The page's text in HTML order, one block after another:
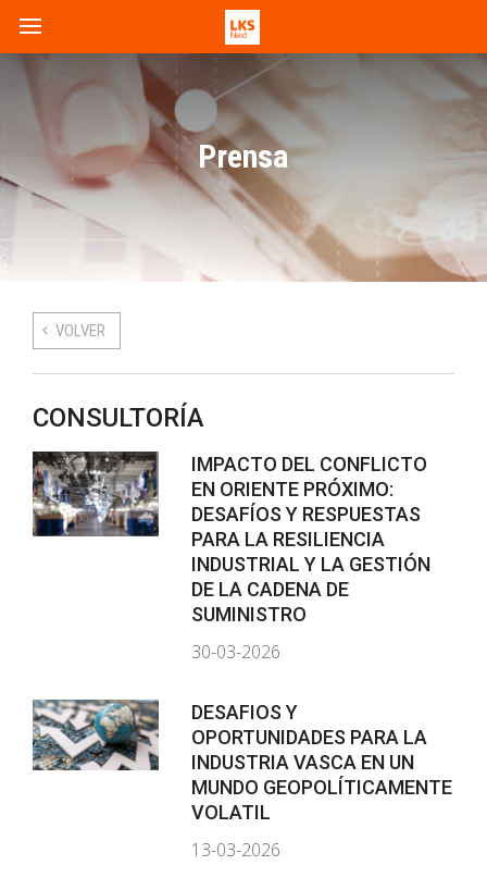
Prensa
VOLVER
CONSULTORÍA
IMPACTO DEL CONFLICTO
EN ORIENTE PRÓXIMO:
DESAFÍOS Y RESPUESTAS
PARA LA RESILIENCIA
INDUSTRIAL Y LA GESTIÓN
DE LA CADENA DE
SUMINISTRO
30-03-2026
DESAFIOS Y
OPORTUNIDADES PARA LA
INDUSTRIA VASCA EN UN
MUNDO GEOPOLÍTICAMENTE
VOLATIL
13-03-2026